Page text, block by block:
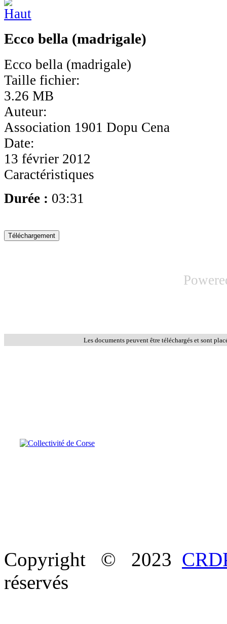
Ecco bella (madrigale)
Ecco bella (madrigale)
Taille fichier:
3.26 MB
Auteur:
Association 1901 Dopu Cena
Date:
13 février 2012
Caractéristiques
Durée : 03:31
Les documents peuvent être téléchargés et sont
Copyright © 2023
réservés